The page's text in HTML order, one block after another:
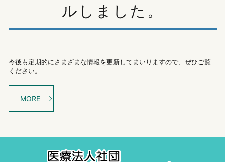
ルしました。
今後も定期的にさまざまな情報を更新してまいりますので、ぜひご覧
ください。
MORE